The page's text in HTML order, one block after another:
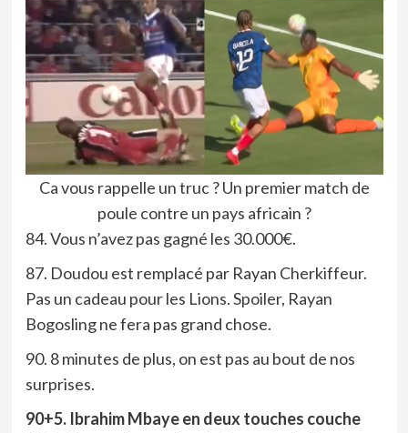
Ca vous rappelle un truc ? Un premier match de
poule contre un pays africain ?
84. Vous n’avez pas gagné les 30.000€.
87. Doudou est remplacé par Rayan Cherkiffeur.
Pas un cadeau pour les Lions. Spoiler, Rayan
Bogosling ne fera pas grand chose.
90. 8 minutes de plus, on est pas au bout de nos
surprises.
90+5. Ibrahim Mbaye en deux touches couche